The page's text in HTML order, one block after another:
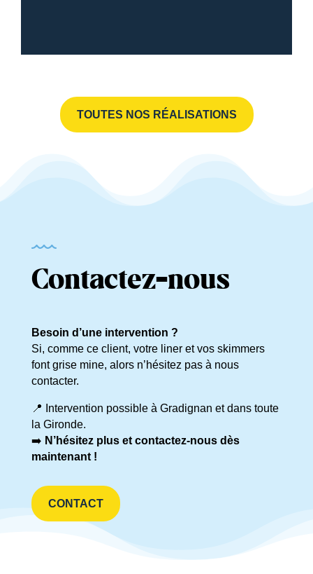
TOUTES NOS RÉALISATIONS
Contactez-nous
Besoin d’une intervention ?
Si, comme ce client, votre liner et vos skimmers
font grise mine, alors n’hésitez pas à nous
contacter.
📍 Intervention possible à Gradignan et dans toute
la Gironde.
➡️ N’hésitez plus et contactez-nous dès
maintenant !
CONTACT